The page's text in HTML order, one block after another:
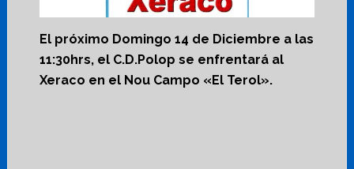
El próximo Domingo 14 de Diciembre a las
11:30hrs, el C.D.Polop se enfrentará al
Xeraco en el Nou Campo «El Terol».